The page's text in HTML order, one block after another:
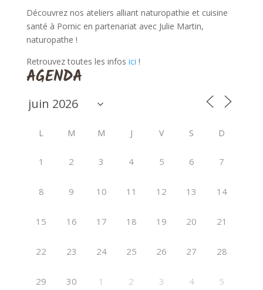
Découvrez nos ateliers alliant naturopathie et cuisine
santé à Pornic en partenariat avec Julie Martin,
naturopathe !
Retrouvez toutes les infos ici !
AGENDA
L M M J V S D
1 2 3 4 5 6 7
8 9 10 11 12 13 14
15 16 17 18 19 20 21
22 23 24 25 26 27 28
29 30 1 2 3 4 5